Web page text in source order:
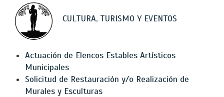
CULTURA, TURISMO Y EVENTOS
Actuación de Elencos Estables Artísticos
Municipales
Solicitud de Restauración y/o Realización de
Murales y Esculturas